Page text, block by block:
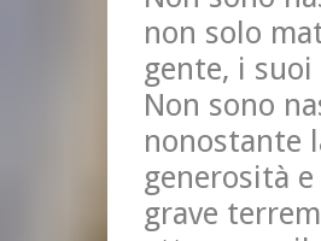
non solo
gente, i
Non sono
nonostante
generosità
grave